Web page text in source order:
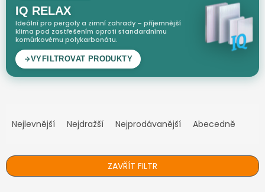
a
n
í
Nejlevnější Nejdražší Nejprodávanější Abecedně
ZAVŘÍT FILTR